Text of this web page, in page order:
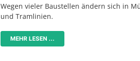
Wegen vieler Baustellen ändern sich in
und Tramlinien.
MEHR LESEN ...